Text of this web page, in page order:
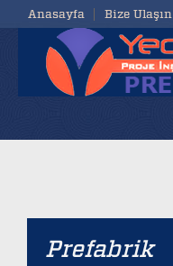
Anasayfa Bize Ulaşın
Prefabrik